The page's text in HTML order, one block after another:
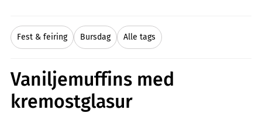
Fest & feiring Bursdag Alle tags
Vaniljemuffins med
kremostglasur